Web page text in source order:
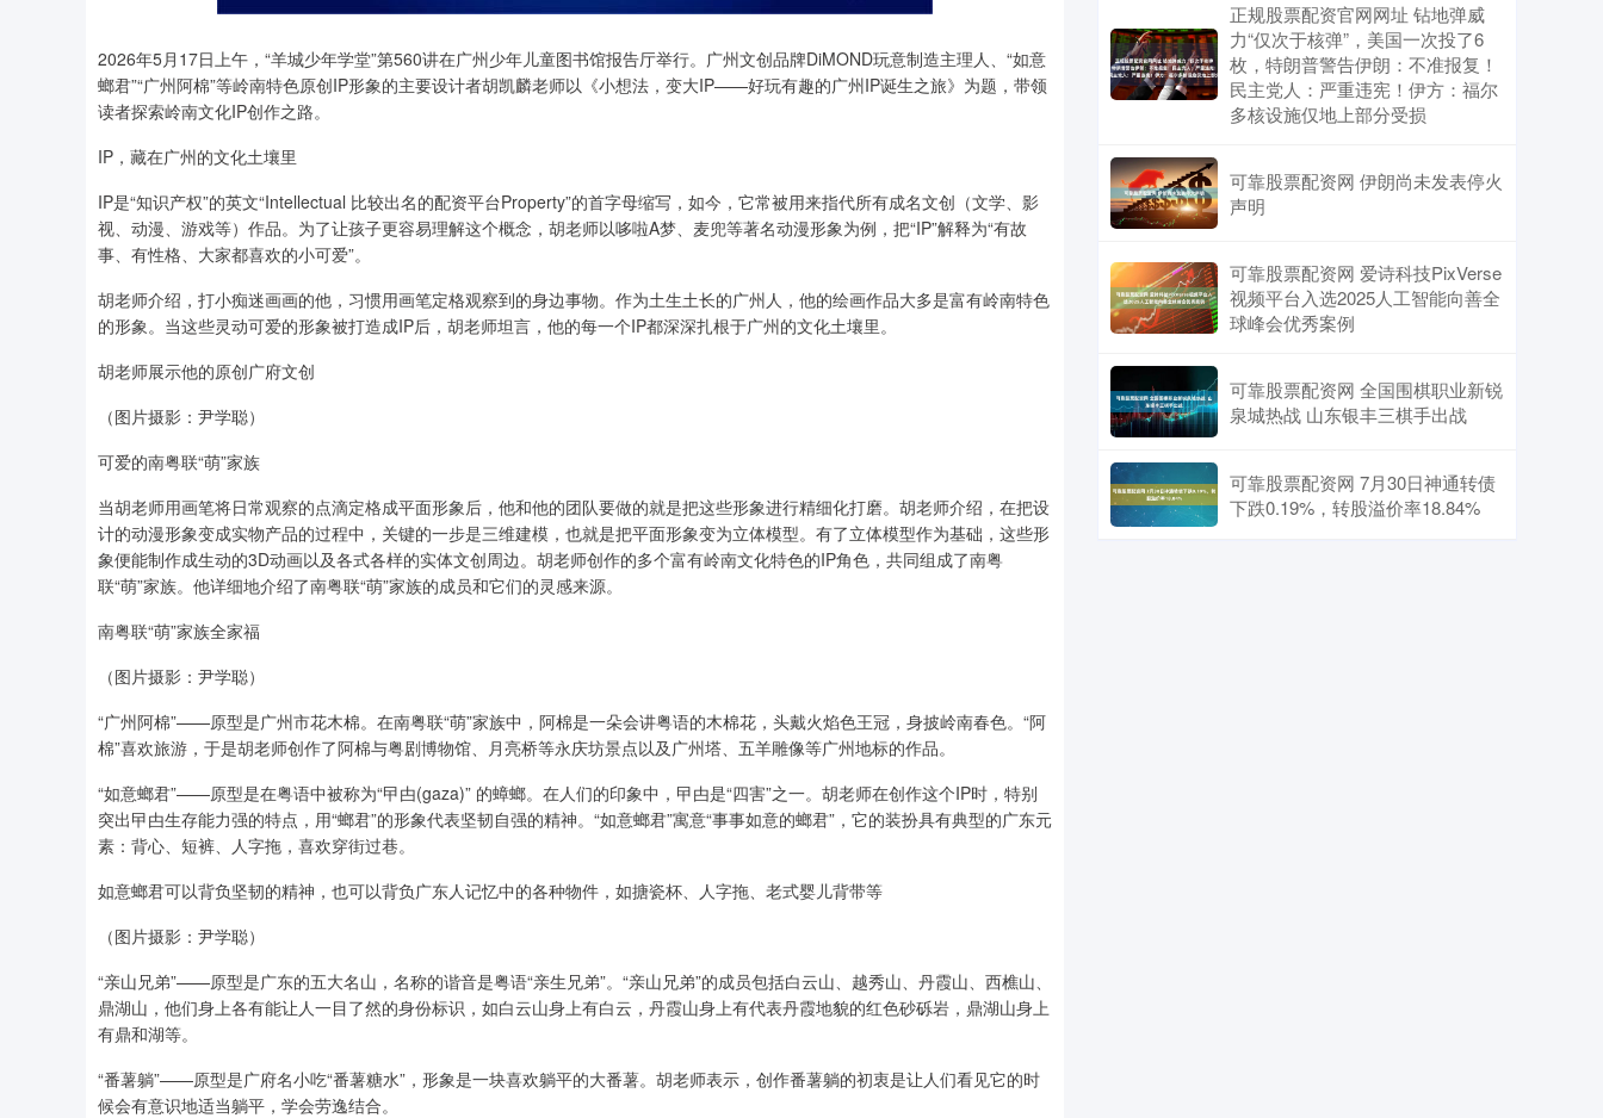
2026年5月17日上午，“羊城少年学堂”第560讲在广州少年儿童图书馆报告厅举行。广州文创品牌DiMOND玩意制造主理人、“如意
螂君”“广州阿棉”等岭南特色原创IP形象的主要设计者胡凯麟老师以《小想法，变大IP——好玩有趣的广州IP诞生之旅》为题，带领
读者探索岭南文化IP创作之路。
IP，藏在广州的文化土壤里
IP是“知识产权”的英文“Intellectual 比较出名的配资平台Property”的首字母缩写，如今，它常被用来指代所有成名文创（文学、影
视、动漫、游戏等）作品。为了让孩子更容易理解这个概念，胡老师以哆啦A梦、麦兜等著名动漫形象为例，把“IP”解释为“有故
事、有性格、大家都喜欢的小可爱”。
胡老师介绍，打小痴迷画画的他，习惯用画笔定格观察到的身边事物。作为土生土长的广州人，他的绘画作品大多是富有岭南特色
的形象。当这些灵动可爱的形象被打造成IP后，胡老师坦言，他的每一个IP都深深扎根于广州的文化土壤里。
胡老师展示他的原创广府文创
（图片摄影：尹学聪）
可爱的南粤联“萌”家族
当胡老师用画笔将日常观察的点滴定格成平面形象后，他和他的团队要做的就是把这些形象进行精细化打磨。胡老师介绍，在把设
计的动漫形象变成实物产品的过程中，关键的一步是三维建模，也就是把平面形象变为立体模型。有了立体模型作为基础，这些形
象便能制作成生动的3D动画以及各式各样的实体文创周边。胡老师创作的多个富有岭南文化特色的IP角色，共同组成了南粤
联“萌”家族。他详细地介绍了南粤联“萌”家族的成员和它们的灵感来源。
南粤联“萌”家族全家福
（图片摄影：尹学聪）
“广州阿棉”——原型是广州市花木棉。在南粤联“萌”家族中，阿棉是一朵会讲粤语的木棉花，头戴火焰色王冠，身披岭南春色。“阿
棉”喜欢旅游，于是胡老师创作了阿棉与粤剧博物馆、月亮桥等永庆坊景点以及广州塔、五羊雕像等广州地标的作品。
“如意螂君”——原型是在粤语中被称为“曱甴(gaza)” 的蟑螂。在人们的印象中，曱甴是“四害”之一。胡老师在创作这个IP时，特别
突出曱甴生存能力强的特点，用“螂君”的形象代表坚韧自强的精神。“如意螂君”寓意“事事如意的螂君”，它的装扮具有典型的广东元
素：背心、短裤、人字拖，喜欢穿街过巷。
如意螂君可以背负坚韧的精神，也可以背负广东人记忆中的各种物件，如搪瓷杯、人字拖、老式婴儿背带等
（图片摄影：尹学聪）
“亲山兄弟”——原型是广东的五大名山，名称的谐音是粤语“亲生兄弟”。“亲山兄弟”的成员包括白云山、越秀山、丹霞山、西樵山、
鼎湖山，他们身上各有能让人一目了然的身份标识，如白云山身上有白云，丹霞山身上有代表丹霞地貌的红色砂砾岩，鼎湖山身上
有鼎和湖等。
“番薯躺”——原型是广府名小吃“番薯糖水”，形象是一块喜欢躺平的大番薯。胡老师表示，创作番薯躺的初衷是让人们看见它的时
候会有意识地适当躺平，学会劳逸结合。
正规股票配资官网网址 钻地弹威
力“仅次于核弹”，美国一次投了6
枚，特朗普警告伊朗：不准报复！
民主党人：严重违宪！伊方：福尔
多核设施仅地上部分受损
可靠股票配资网 伊朗尚未发表停火
声明
可靠股票配资网 爱诗科技PixVerse
视频平台入选2025人工智能向善全
球峰会优秀案例
可靠股票配资网 全国围棋职业新锐
泉城热战 山东银丰三棋手出战
可靠股票配资网 7月30日神通转债
下跌0.19%，转股溢价率18.84%